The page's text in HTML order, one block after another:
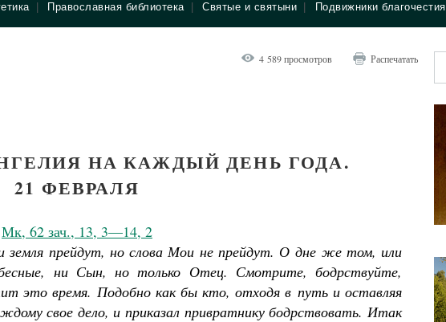
Православная библиотека Святые и святыни Подвижники благочестия
4 589 просмотров Распечатать
НА КАЖДЫЙ ДЕНЬ ГОДА.
21 ФЕВРАЛЯ
Мк, 62 зач., 13, 3—14, 2
земля прейдут, но слова Мои не прейдут. О дне же том, или
ни Сын, но только Отец. Смотрите, бодрствуйте,
это время. Подобно как бы кто, отходя в путь и оставляя
свое дело, и приказал привратнику бодрствовать. Итак